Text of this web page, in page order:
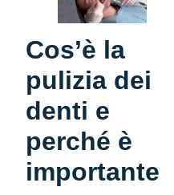
Cos’è la
pulizia dei
denti e
perché è
importante